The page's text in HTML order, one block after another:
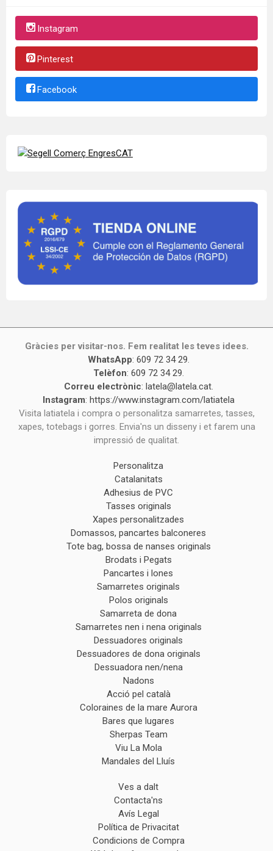
Instagram
Pinterest
Facebook
Gràcies per visitar-nos. Fem realitat les teves idees.
WhatsApp: 609 72 34 29.
Telèfon: 609 72 34 29.
Correu electrònic: latela@latela.cat.
Instagram: https://www.instagram.com/latiatela
Visita latiatela i compra o personalitza samarretes, tasses,
xapes, totebags i gorres. Envia'ns un disseny i et farem una
impressió de qualitat.
Personalitza
Catalanitats
Adhesius de PVC
Tasses originals
Xapes personalitzades
Domassos, pancartes balconeres
Tote bag, bossa de nanses originals
Brodats i Pegats
Pancartes i lones
Samarretes originals
Polos originals
Samarreta de dona
Samarretes nen i nena originals
Dessuadores originals
Dessuadores de dona originals
Dessuadora nen/nena
Nadons
Acció pel català
Coloraines de la mare Aurora
Bares que lugares
Sherpas Team
Viu La Mola
Mandales del Lluís
Ves a dalt
Contacta'ns
Avís Legal
Política de Privacitat
Condicions de Compra